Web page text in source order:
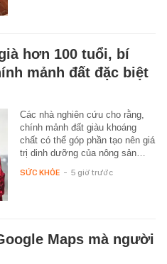
hơn 100 tuổi, bí
mảnh đất đặc biệt
Các nhà nghiên cứu cho rằng,
chính mảnh đất giàu khoáng
chất có thể góp phần tạo nên giá
trị dinh dưỡng của nông sản…
SỨC KHỎE - 5 giờ trước
Maps mà người